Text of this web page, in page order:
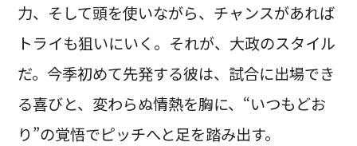
力、そして頭を使いながら、チャンスがあれば
トライも狙いにいく。それが、大政のスタイル
だ。今季初めて先発する彼は、試合に出場でき
る喜びと、変わらぬ情熱を胸に、“いつもどお
り”の覚悟でピッチへと足を踏み出す。